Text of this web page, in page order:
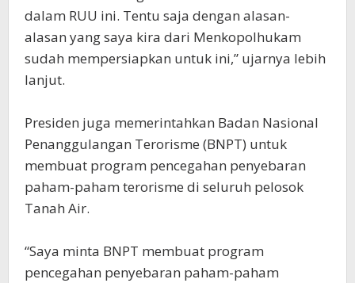
dalam RUU ini. Tentu saja dengan alasan-
alasan yang saya kira dari Menkopolhukam
sudah mempersiapkan untuk ini,” ujarnya lebih
lanjut.
Presiden juga memerintahkan Badan Nasional
Penanggulangan Terorisme (BNPT) untuk
membuat program pencegahan penyebaran
paham-paham terorisme di seluruh pelosok
Tanah Air.
“Saya minta BNPT membuat program
pencegahan penyebaran paham-paham